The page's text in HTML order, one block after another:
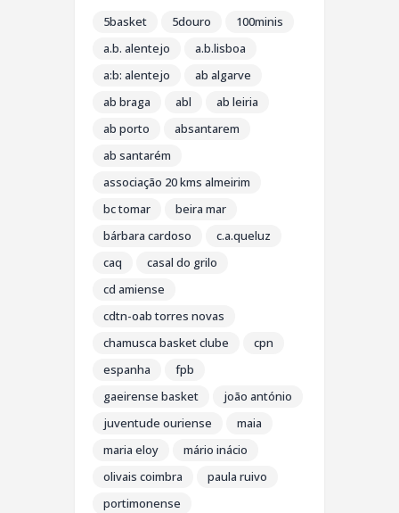
5basket 5douro
100minis
a.b. alentejo
a.b.lisboa
a:b: alentejo
ab algarve
ab braga
abl
ab leiria
ab porto
absantarem
ab santarém
associação 20 kms almeirim
bc tomar
beira mar
bárbara cardoso
c.a.queluz
caq
casal do grilo
cd amiense
cdtn-oab torres novas
chamusca basket clube
cpn
espanha
fpb
gaeirense basket
joão antónio
juventude ouriense
maia
maria eloy
mário inácio
olivais coimbra
paula ruivo
portimonense